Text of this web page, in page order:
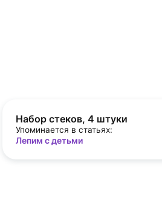
Набор стеков, 4 штуки
Упоминается в статьях:
Лепим с детьми